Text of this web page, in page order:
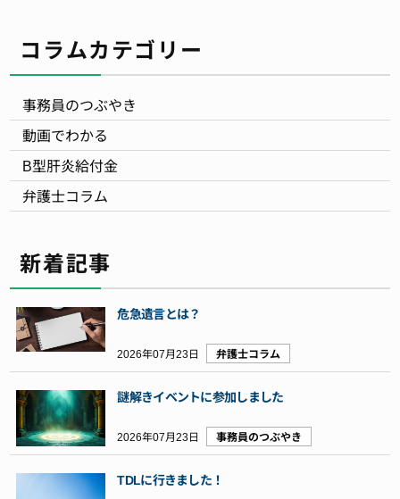
コラムカテゴリー
事務員のつぶやき
動画でわかる
B型肝炎給付金
弁護士コラム
新着記事
危急遺言とは？
2026年07月23日 弁護士コラム
謎解きイベントに参加しました
2026年07月23日 事務員のつぶやき
TDLに行きました！